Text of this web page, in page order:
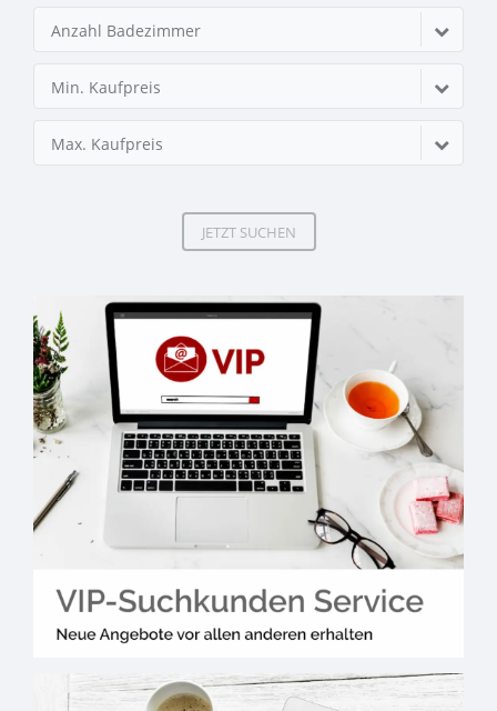
Anzahl Badezimmer
Min. Kaufpreis
Max. Kaufpreis
JETZT SUCHEN